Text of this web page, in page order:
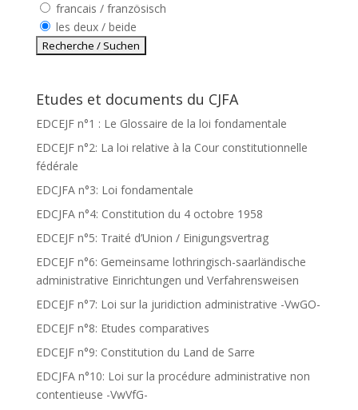
francais / französisch
les deux / beide
Etudes et documents du CJFA
EDCEJF n°1 : Le Glossaire de la loi fondamentale
EDCEJF n°2: La loi relative à la Cour constitutionnelle
fédérale
EDCJFA n°3: Loi fondamentale
EDCJFA n°4: Constitution du 4 octobre 1958
EDCEJF n°5: Traité d’Union / Einigungsvertrag
EDCEJF n°6: Gemeinsame lothringisch-saarländische
administrative Einrichtungen und Verfahrensweisen
EDCEJF n°7: Loi sur la juridiction administrative -VwGO-
EDCEJF n°8: Etudes comparatives
EDCEJF n°9: Constitution du Land de Sarre
EDCJFA n°10: Loi sur la procédure administrative non
contentieuse -VwVfG-